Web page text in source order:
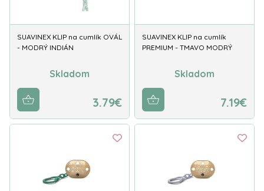
SUAVINEX KLIP na cumlík OVÁL
- MODRÝ INDIÁN
Skladom
3.79€
SUAVINEX KLIP na cumlík
PREMIUM - TMAVO MODRÝ
Skladom
7.19€